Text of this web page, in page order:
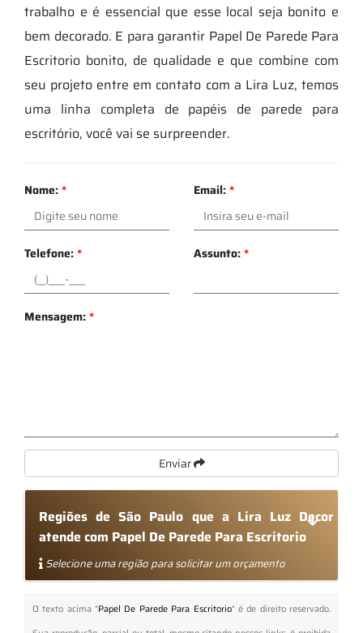
trabalho e é essencial que esse local seja bonito e
bem decorado. E para garantir Papel De Parede Para
Escritorio bonito, de qualidade e que combine com
seu projeto entre em contato com a Lira Luz, temos
uma linha completa de papéis de parede para
escritório, você vai se surpreender.
Nome:* Email:*
Telefone:* Assunto:*
Mensagem:*
Enviar
Regiões de São Paulo que a Lira Luz Decor
atende com Papel De Parede Para Escritorio
Selecione uma região para solicitar um orçamento
O texto acima "Papel De Parede Para Escritorio" é de direito reservado.